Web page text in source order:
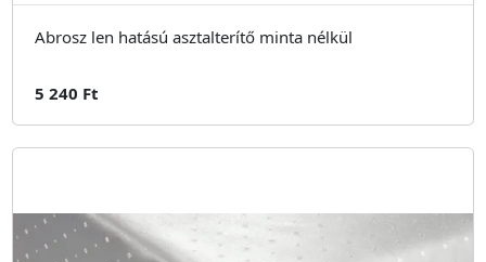
Abrosz len hatású asztalterítő minta nélkül
5 240 Ft